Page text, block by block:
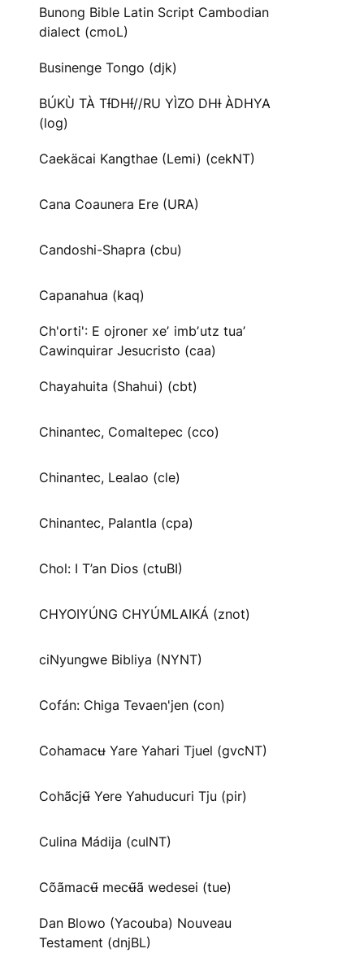
Bunong Bible Latin Script Cambodian
dialect (cmoL)
Businenge Tongo (djk)
BÚKÙ TÀ TƗ́DHƗ́//RU YÌZO DHƗ ÀDHYA
(log)
Caekäcai Kangthae (Lemi) (cekNT)
Cana Coaunera Ere (URA)
Candoshi-Shapra (cbu)
Capanahua (kaq)
Ch'orti': E ojroner xeʼ imbʼutz tuaʼ
Cawinquirar Jesucristo (caa)
Chayahuita (Shahui) (cbt)
Chinantec, Comaltepec (cco)
Chinantec, Lealao (cle)
Chinantec, Palantla (cpa)
Chol: I T’an Dios (ctuBI)
CHYOIYÚNG CHYÚMLAIKÁ (znot)
ciNyungwe Bibliya (NYNT)
Cofán: Chiga Tevaen'jen (con)
Cohamacʉ Yare Yahari Tjuel (gvcNT)
Cohãcjʉ̃ Yere Yahuducuri Tju (pir)
Culina Mádija (culNT)
Cõãmacʉ̃ mecʉ̃ã wedesei (tue)
Dan Blowo (Yacouba) Nouveau
Testament (dnjBL)